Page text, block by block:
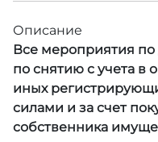
Описание
Все мероприятия
по снятию с учета в
иных
силами и за счет
собственника